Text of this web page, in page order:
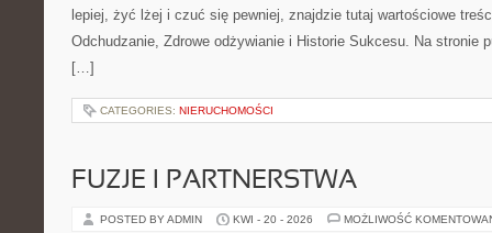
lepiej, żyć lżej i czuć się pewniej, znajdzie tutaj wartościowe
Odchudzanie, Zdrowe odżywianie i Historie Sukcesu. Na stronie
[…]
CATEGORIES: NIERUCHOMOŚCI
FUZJE I PARTNERSTWA
POSTED BY ADMIN KWI - 20 - 2026 MOŻLIWOŚĆ